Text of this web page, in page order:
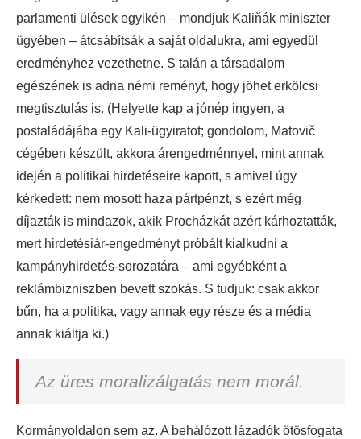
parlamenti ülések egyikén – mondjuk Kaliňák miniszter
ügyében – átcsábítsák a saját oldalukra, ami egyedül
eredményhez vezethetne. S talán a társadalom
egészének is adna némi reményt, hogy jöhet erkölcsi
megtisztulás is. (Helyette kap a jónép ingyen, a
postaládájába egy Kali-ügyiratot; gondolom, Matovič
cégében készült, akkora árengedménnyel, mint annak
idején a politikai hirdetéseire kapott, s amivel úgy
kérkedett: nem mosott haza pártpénzt, s ezért még
díjazták is mindazok, akik Procházkát azért kárhoztatták,
mert hirdetésiár-engedményt próbált kialkudni a
kampányhirdetés-sorozatára – ami egyébként a
reklámbizniszben bevett szokás. S tudjuk: csak akkor
bűn, ha a politika, vagy annak egy része és a média
annak kiáltja ki.)
Az üres moralizálgatás nem morál.
Kormányoldalon sem az. A behálózott lázadók ötösfogata